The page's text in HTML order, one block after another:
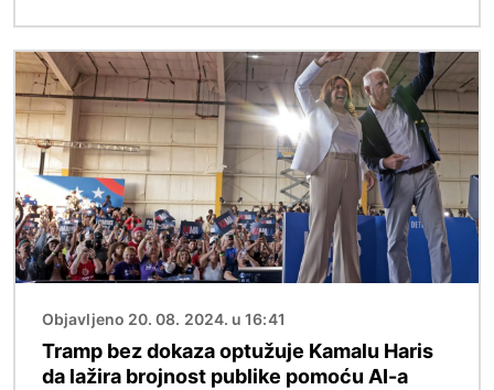
Image
Objavljeno 20. 08. 2024. u 16:41
Tramp bez dokaza optužuje Kamalu Haris
da lažira brojnost publike pomoću AI-a